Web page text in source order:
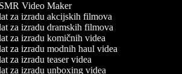
Video Maker
za izradu akcijskih filmova
za izradu dramskih filmova
za izradu komičnih videa
za izradu modnih haul videa
za izradu teaser videa
za izradu unboxing videa